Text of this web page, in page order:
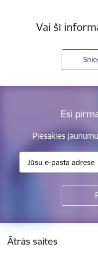
Vai šī
Esi
Piesakies
Kājene
Ātrās saites